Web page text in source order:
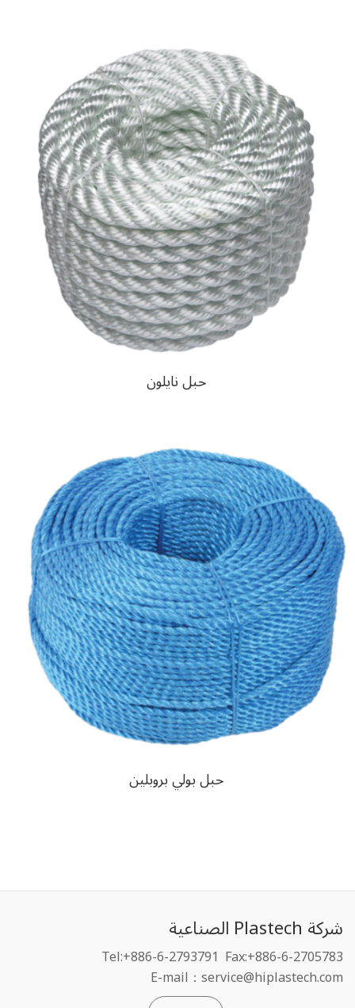
حبل نايلون
حبل بولي بروبلين
شركة Plastech الصناعية
Tel:+886-6-2793791 Fax:+886-6-2705783
E-mail：service@hiplastech.com